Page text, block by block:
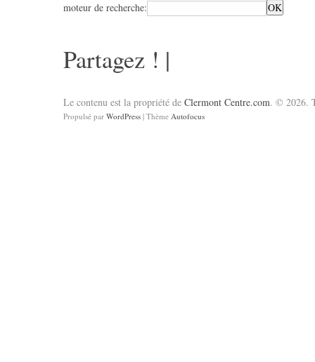
moteur de recherche:
Partagez ! |
Le contenu est la propriété de Clermont Centre.com. © 2026.
Propulsé par WordPress | Thème Autofocus